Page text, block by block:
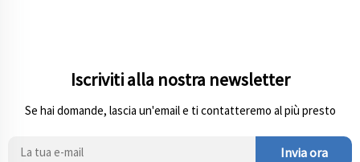
Iscriviti alla nostra newsletter
Se hai domande, lascia un'email e ti contatteremo al più presto
Invia ora